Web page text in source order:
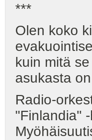
***
Olen koko
kuin mitä
asukasta
Radio-
"Finlandia"